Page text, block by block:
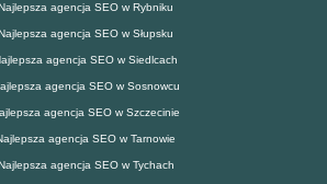
agencja SEO w Rybniku
agencja SEO w Słupsku
agencja SEO w Siedlcach
agencja SEO w Sosnowcu
agencja SEO w Szczecinie
agencja SEO w Tarnowie
agencja SEO w Tychach